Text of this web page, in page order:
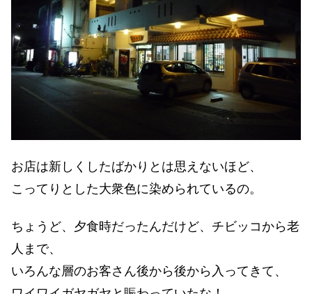
お店は新しくしたばかりとは思えないほど、
こってりとした大衆色に染められているの。
ちょうど、夕食時だったんだけど、チビッコから老
人まで、
いろんな層のお客さん後から後から入ってきて、